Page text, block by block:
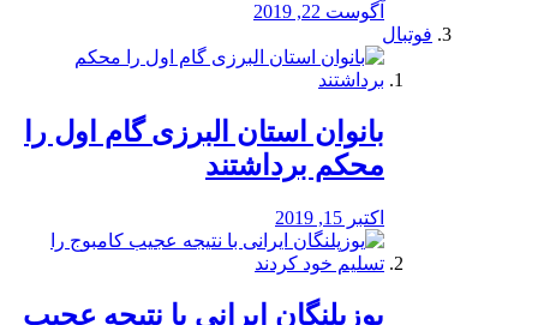
آگوست 22, 2019
فوتبال
بانوان استان البرزی گام اول را
محكم برداشتند
اکتبر 15, 2019
یوزپلنگان ایرانی با نتیجه عجیب